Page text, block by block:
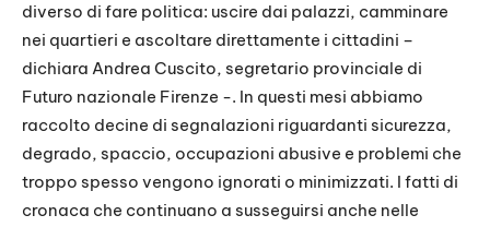
diverso di fare politica: uscire dai palazzi, camminare
nei quartieri e ascoltare direttamente i cittadini –
dichiara Andrea Cuscito, segretario provinciale di
Futuro nazionale Firenze -. In questi mesi abbiamo
raccolto decine di segnalazioni riguardanti sicurezza,
degrado, spaccio, occupazioni abusive e problemi che
troppo spesso vengono ignorati o minimizzati. I fatti di
cronaca che continuano a susseguirsi anche nelle